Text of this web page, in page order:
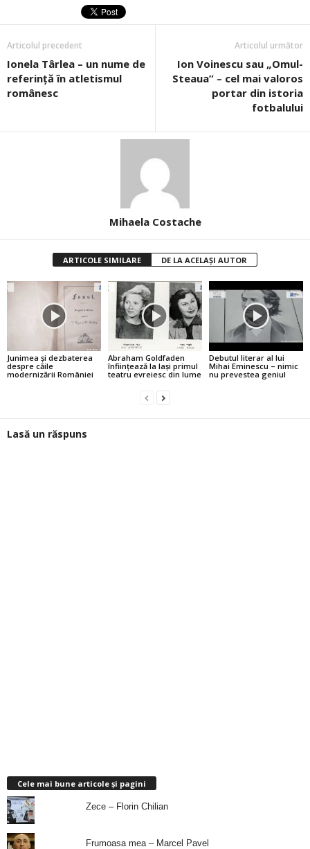
Articolul precedent
Ionela Târlea – un nume de
referință în atletismul
românesc
Articolul următor
Ion Voinescu sau „Omul-
Steaua” – cel mai valoros
portar din istoria
fotbalului
Mihaela Costache
ARTICOLE SIMILARE DE LA ACELAȘI AUTOR
Junimea şi dezbaterea
despre căile
modernizării României
Abraham Goldfaden
înfiinţează la Iaşi primul
teatru evreiesc din lume
Debutul literar al lui
Mihai Eminescu – nimic
nu prevestea geniul
Lasă un răspuns
Cele mai bune articole și pagini
Zece – Florin Chilian
Frumoasa mea – Marcel Pavel